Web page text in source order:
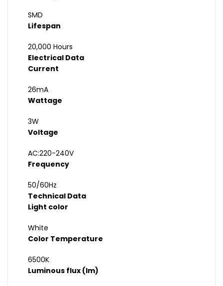
SMD
Lifespan
20,000 Hours
Electrical Data
Current
26mA
Wattage
3W
Voltage
AC:220-240V
Frequency
50/60Hz
Technical Data
Light color
White
Color Temperature
6500K
Luminous flux (lm)